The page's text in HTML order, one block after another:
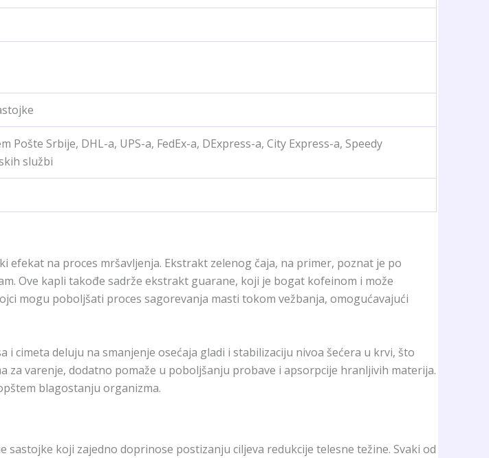
Srbije, DHL-a, UPS-a, FedEx-a, DExpress-a, City Express-a, Speedy
službi
na proces mršavljenja. Ekstrakt zelenog čaja, na primer, poznat je po
Ove kapli takođe sadrže ekstrakt guarane, koji je bogat kofeinom i može
mogu poboljšati proces sagorevanja masti tokom vežbanja, omogućavajući
cimeta deluju na smanjenje osećaja gladi i stabilizaciju nivoa šećera u krvi, što
varenje, dodatno pomaže u poboljšanju probave i apsorpcije hranljivih materija.
blagostanju organizma.
koji zajedno doprinose postizanju ciljeva redukcije telesne težine. Svaki od